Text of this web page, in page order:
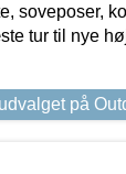
soveposer,
tur til nye
på